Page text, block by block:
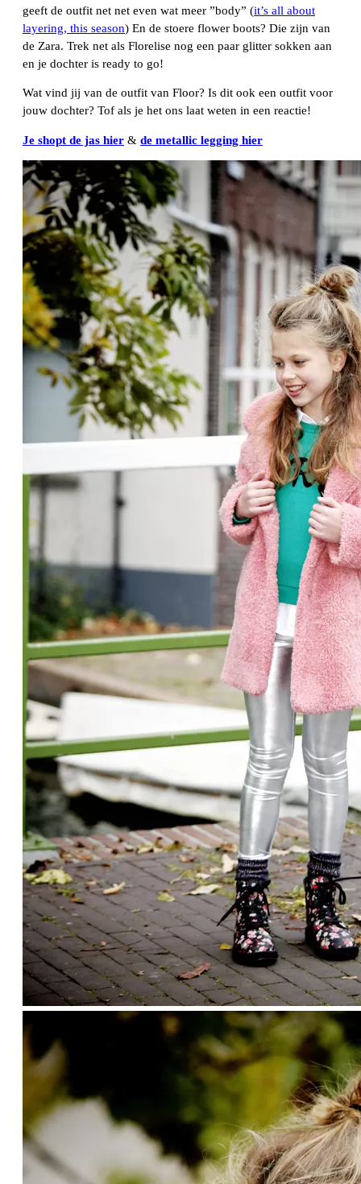
geeft de outfit net net even wat meer ”body” (it’s all about
layering, this season) En de stoere flower boots? Die zijn van
de Zara. Trek net als Florelise nog een paar glitter sokken aan
en je dochter is ready to go!
Wat vind jij van de outfit van Floor? Is dit ook een outfit voor
jouw dochter? Tof als je het ons laat weten in een reactie!
Je shopt de jas hier & de metallic legging hier